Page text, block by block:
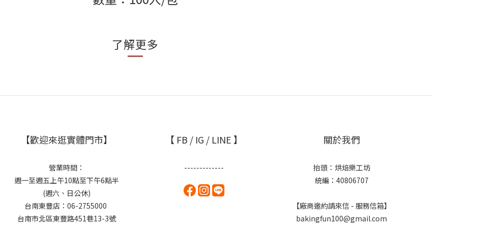
了解更多
【歡迎來逛實體門市】
營業時間：
週一至週五上午10點至下午6點半
(週六、日公休)
台南東豐店：06-2755000
台南市北區東豐路451巷13-3號
【 FB / IG / LINE 】
-------------
關於我們
抬頭：烘焙樂工坊
統編：40806707
【廠商邀約請來信 - 服務信箱】
bakingfun100@gmail.com